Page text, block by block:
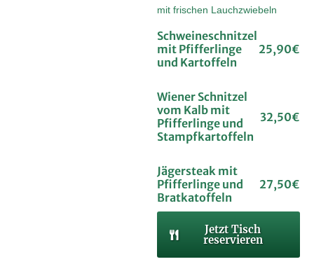
mit frischen Lauchzwiebeln
Schweineschnitzel
mit Pfifferlinge
und Kartoffeln
25,90€
Wiener Schnitzel
vom Kalb mit
Pfifferlinge und
Stampfkartoffeln
32,50€
Jägersteak mit
Pfifferlinge und
Bratkatoffeln
27,50€
Jetzt Tisch
reservieren